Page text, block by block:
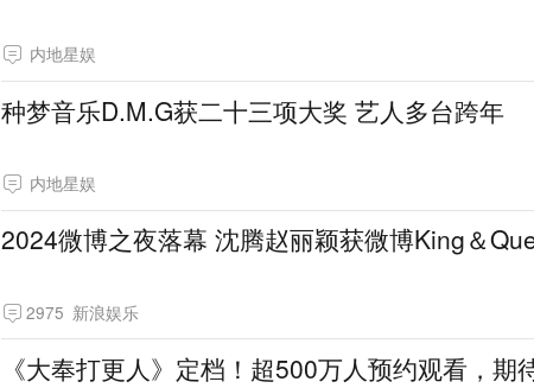
内地星娱
种梦音乐D.M.G获二十三项大奖 艺人多台跨年
内地星娱
2024微博之夜落幕 沈腾赵丽颖获微博King＆
2975 新浪娱乐
《大奉打更人》定档！超500万人预约观看，期